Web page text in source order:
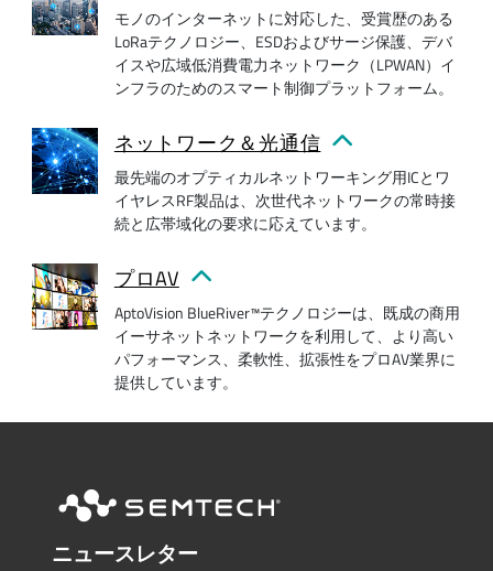
モノのインターネットに対応した、受賞歴のある
LoRaテクノロジー、ESDおよびサージ保護、デバ
イスや広域低消費電力ネットワーク（LPWAN）イ
ンフラのためのスマート制御プラットフォーム。
ネットワーク＆光通信
最先端のオプティカルネットワーキング用ICとワ
イヤレスRF製品は、次世代ネットワークの常時接
続と広帯域化の要求に応えています。
プロAV
AptoVision BlueRiver™テクノロジーは、既成の商用
イーサネットネットワークを利用して、より高い
パフォーマンス、柔軟性、拡張性をプロAV業界に
提供しています。
ニュースレター